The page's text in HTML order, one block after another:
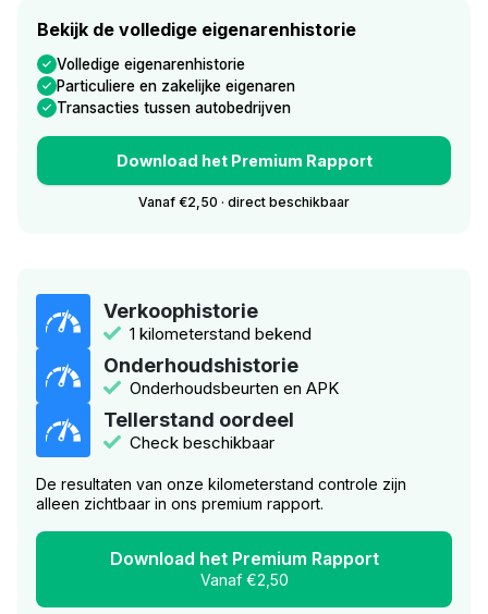
Bekijk de volledige eigenarenhistorie
Volledige eigenarenhistorie
Particuliere en zakelijke eigenaren
Transacties tussen autobedrijven
Download het Premium Rapport
Vanaf €2,50 · direct beschikbaar
Verkoophistorie
1 kilometerstand bekend
Onderhoudshistorie
Onderhoudsbeurten en APK
Tellerstand oordeel
Check beschikbaar
De resultaten van onze kilometerstand controle zijn
alleen zichtbaar in ons premium rapport.
Download het Premium Rapport
Vanaf €2,50